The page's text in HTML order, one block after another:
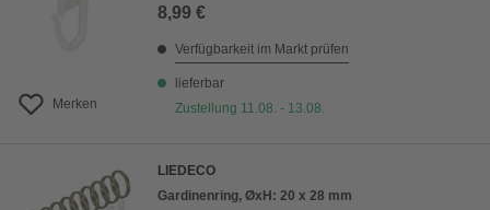
Merken
8,99 €
Verfügbarkeit im Markt prüfen
lieferbar
Zustellung 11.08. - 13.08.
LIEDECO
Gardinenring, ØxH: 20 x 28 mm